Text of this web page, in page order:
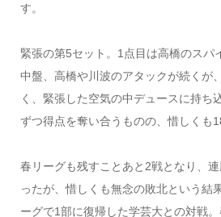
す。
緊張の第5セット。1点目は高橋のスパ
中盤、高橋や川波のアタックが続くが
く、緊張した空気の中デュースに持ち
ずつ得点を奪い合うものの、惜しくも
春リーグも残すことあと2戦となり、
ったが、惜しくも無念の敗北という結
ーグで1部に復帰した学芸大との対戦